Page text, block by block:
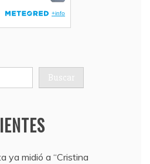
Buscar
ya midió a “Cristina